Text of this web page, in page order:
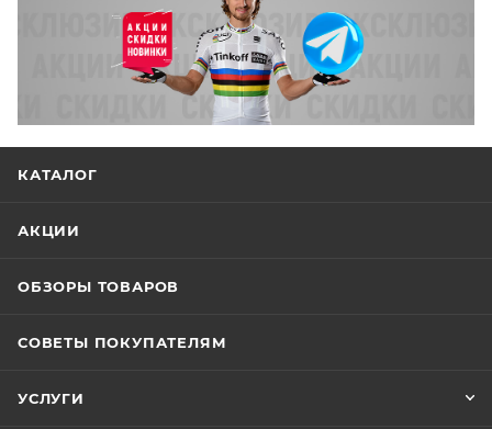
КАТАЛОГ
АКЦИИ
ОБЗОРЫ ТОВАРОВ
СОВЕТЫ ПОКУПАТЕЛЯМ
УСЛУГИ